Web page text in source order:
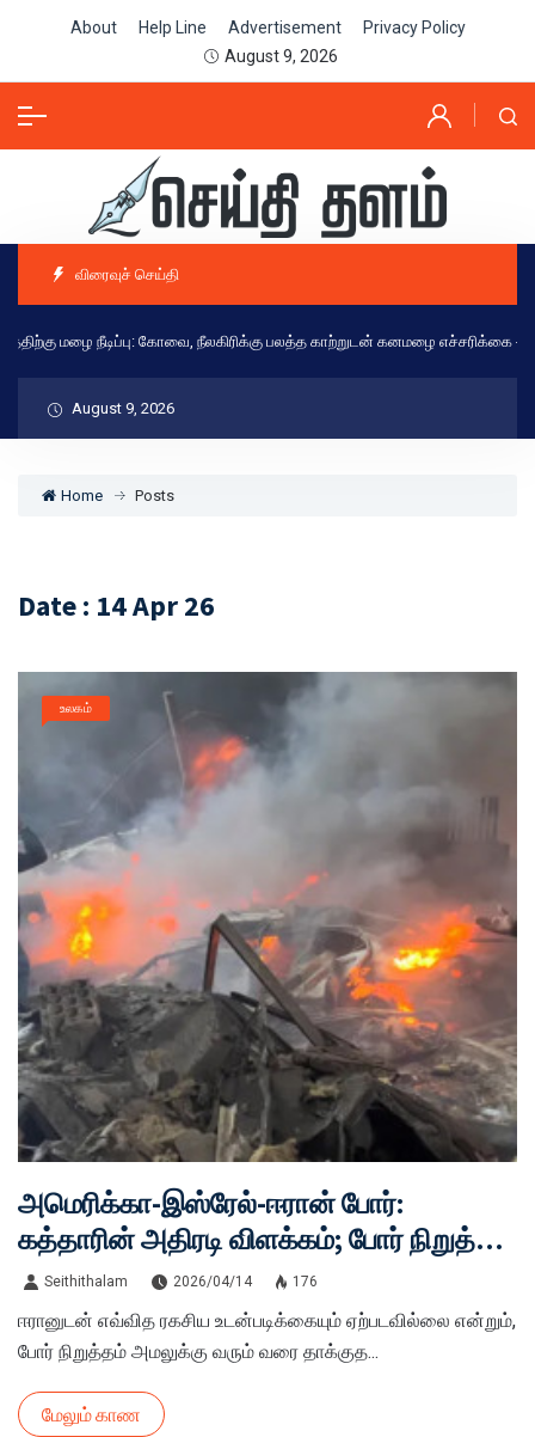
About Help Line Advertisement
Privacy Policy
August 9, 2026
விரைவுச் செய்தி
மழை நீடிப்பு: கோவை, நீலகிரிக்கு பலத்த காற்றுடன் கனமழை எச்சரிக்கை - இன்றைய
August 9, 2026
Home Posts
Date : 14 Apr 26
உலகம்
அமெரிக்கா-இஸ்ரேல்-ஈரான் போர்:
கத்தாரின் அதிரடி விளக்கம்; போர் நிறுத்தம்
தோல்வியா?
Seithithalam 2026/04/14 176
ஈரானுடன் எவ்வித ரகசிய உடன்படிக்கையும் ஏற்படவில்லை என்றும்,
போர் நிறுத்தம் அமலுக்கு வரும் வரை தாக்குத...
மேலும் காண